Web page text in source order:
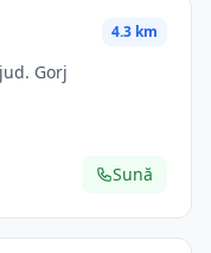
4.3 km
Gorj
Sună